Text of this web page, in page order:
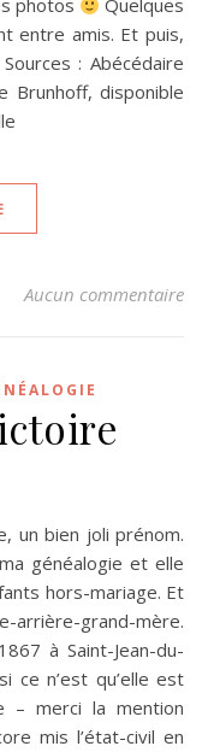
photos
Quelques
entre amis. Et puis,
: Abécédaire
Brunhoff, disponible
Aucun commentaire
généalogie et elle
hors-mariage. Et
arrière-grand-mère.
à Saint-Jean-du-
ce n’est qu’elle est
– merci la mention
mis l’état-civil en